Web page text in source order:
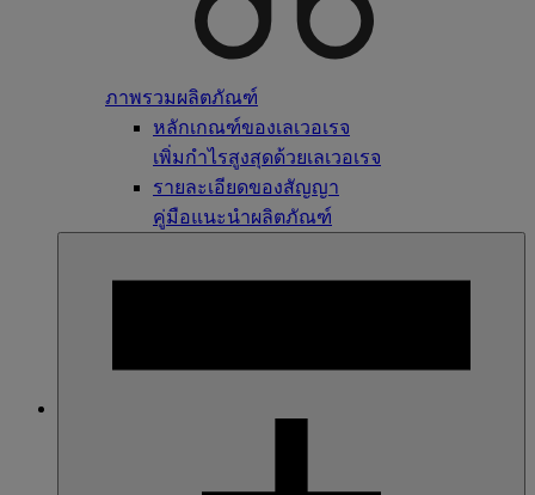
ภาพรวมผลิตภัณฑ์
หลักเกณฑ์ของเลเวอเรจ
เพิ่มกำไรสูงสุดด้วยเลเวอเรจ
รายละเอียดของสัญญา
คู่มือแนะนำผลิตภัณฑ์